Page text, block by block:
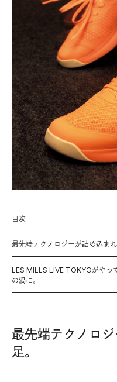
目次
最先端テクノロジーが詰め込まれ
LES MILLS LIVE TOKYOがやっ
の渦に。
最先端テクノロ
足。